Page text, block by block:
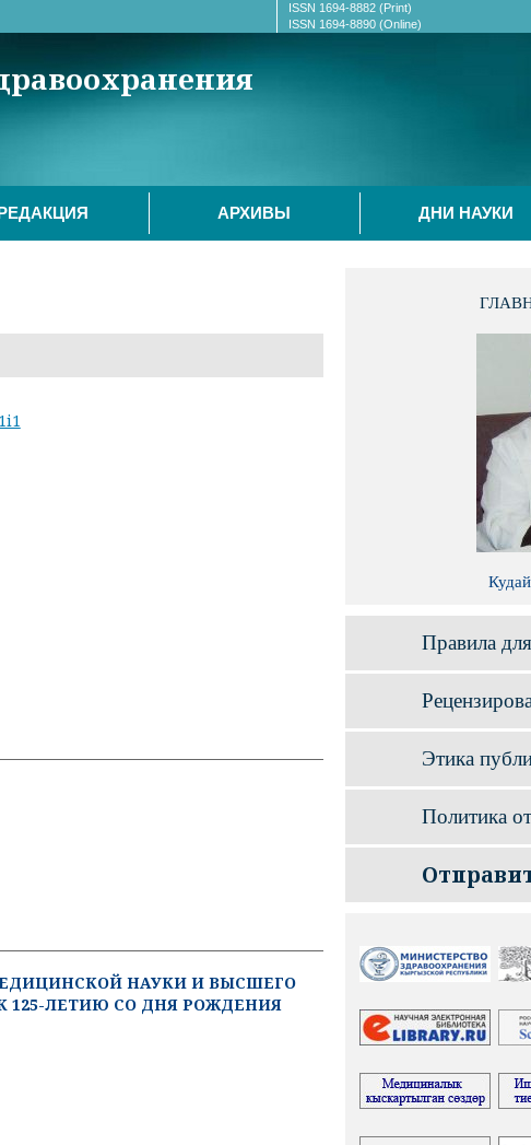
АРХИВЫ ДНИ НАУКИ
ISSN 1694-8882 (Print)
ISSN 1694-8890 (Online)
НАУКИ И ВЫСШЕГО
125-ЛЕТИЮ СО ДНЯ РОЖДЕНИЯ
Правила
Этика
Политика